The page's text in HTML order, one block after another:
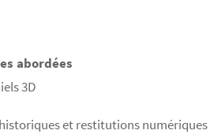
abordées
3D
et restitutions numériques